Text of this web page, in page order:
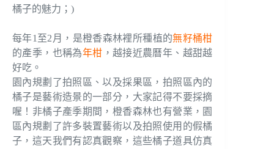
橘子的魅力；)
每年1至2月，是橙香森林裡所種植的無籽桶柑
的產季，也稱為年柑 ，越接近農曆年、越甜越
好吃。
園內規劃了拍照區、以及採果區，拍照區內的
橘子是藝術造景的一部分，大家記得不要採摘
喔！非橘子產季期間，橙香森林也有營業，園
區內規劃了許多裝置藝術以及拍照使用的假橘
子，這天我們有認真觀察，這些橘子道具仿真